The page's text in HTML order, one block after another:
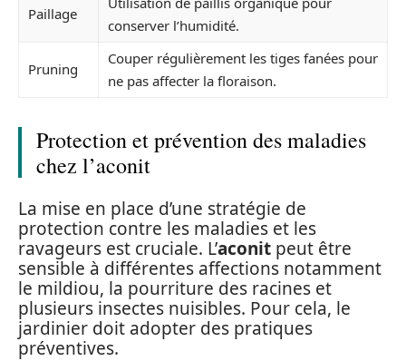
Paillage
conserver l’humidité.
Pruning
Couper régulièrement les tiges fanées pour
ne pas affecter la floraison.
Protection et prévention des maladies
chez l’aconit
La mise en place d’une stratégie de
protection contre les maladies et les
ravageurs est cruciale. L’aconit peut être
sensible à différentes affections notamment
le mildiou, la pourriture des racines et
plusieurs insectes nuisibles. Pour cela, le
jardinier doit adopter des pratiques
préventives.